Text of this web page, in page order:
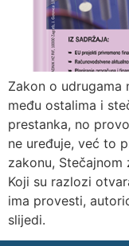
Zakon o udrugama
među ostalima i
prestanka, no
ne uređuje, već to
zakonu, Stečajnom
Koji su razlozi
ima provesti,
slijedi.